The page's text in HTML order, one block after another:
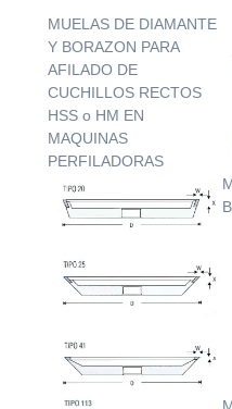
MUELAS DE DIAMANTE
Y BORAZON PARA
AFILADO DE
CUCHILLOS RECTOS
HSS o HM EN
MAQUINAS
PERFILADORAS